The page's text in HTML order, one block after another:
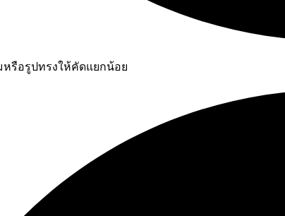
รือรูปทรงให้คัดแยกน้อย